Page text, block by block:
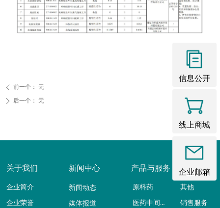
ꄴ 前一个： 无
ꄲ 后一个： 无
信息公开
线上商城
企业邮箱
企业简介
企业荣誉
关于我们
新闻动态
媒体报道
新闻中心
原料药
医药中间体
其他
销售服务
产品与服务